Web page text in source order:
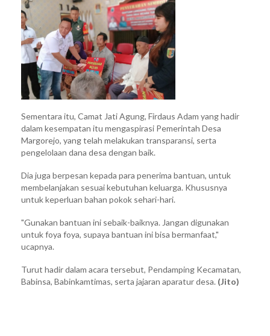
Sementara itu, Camat Jati Agung, Firdaus Adam yang hadir
dalam kesempatan itu mengaspirasi Pemerintah Desa
Margorejo, yang telah melakukan transparansi, serta
pengelolaan dana desa dengan baik.
Dia juga berpesan kepada para penerima bantuan, untuk
membelanjakan sesuai kebutuhan keluarga. Khususnya
untuk keperluan bahan pokok sehari-hari.
"Gunakan bantuan ini sebaik-baiknya. Jangan digunakan
untuk foya foya, supaya bantuan ini bisa bermanfaat,"
ucapnya.
Turut hadir dalam acara tersebut, Pendamping Kecamatan,
Babinsa, Babinkamtimas, serta jajaran aparatur desa. (Jito)